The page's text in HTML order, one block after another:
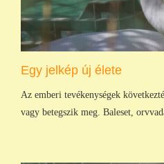
Egy jelkép új élete
Az emberi tevékenységek
vagy betegszik meg. Baleset,